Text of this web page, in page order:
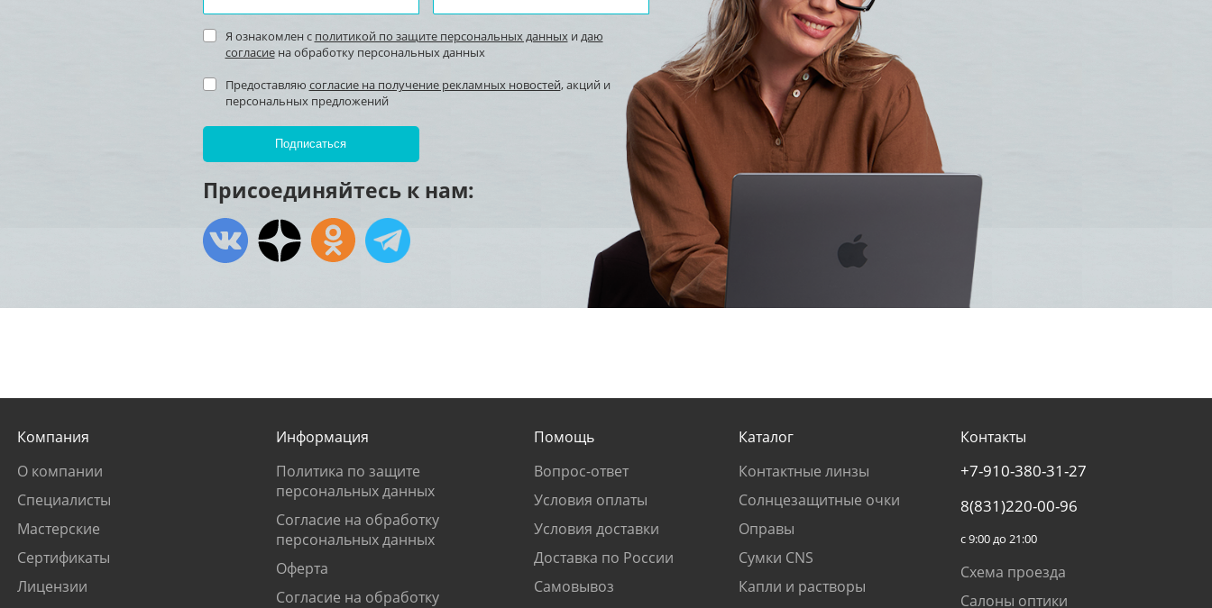
Я ознакомлен с политикой по защите персональных данныхи даю
согласиена обработку персональных данных
Предоставляю согласие на получение рекламных новостей, акций и
персональных предложений
Присоединяйтесь к нам:
Компания
О компании
Специалисты
Мастерские
Сертификаты
Лицензии
Информация
Политика по защите
персональных данных
Согласие на обработку
персональных данных
Оферта
Согласие на обработку
Помощь
Вопрос-ответ
Условия оплаты
Условия доставки
Доставка по России
Самовывоз
Каталог
Контактные линзы
Солнцезащитные очки
Оправы
Сумки CNS
Капли и растворы
Контакты
+7-910-380-31-27
8(831)220-00-96
с 9:00 до 21:00
Схема проезда
Салоны оптики